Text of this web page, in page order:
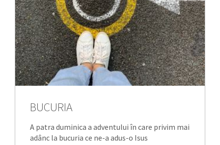
BUCURIA
A patra duminica a adventului în care privim mai
adânc la bucuria ce ne-a adus-o Isus